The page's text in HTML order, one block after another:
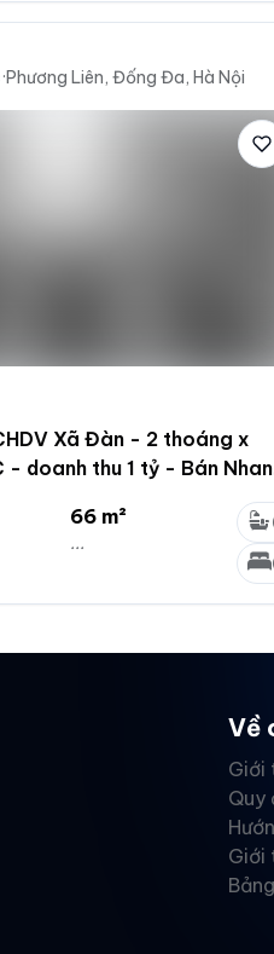
·Phương Liên, Đống Đa, Hà Nội
Xã Đàn - 2 thoáng x
1 tỷ - Bán Nhanh
66 m²
...
Về
Giới
Quy
Giới